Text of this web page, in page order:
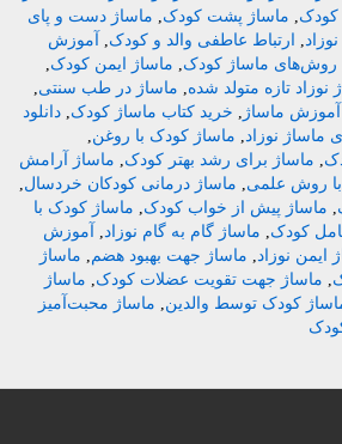
کودک, ماساژ پشت کودک, ماساژ دست و پای
, ارتباط عاطفی والد و کودک,
آموزش
روش‌های ماساژ کودک, ماساژ ایمن کودک,
نوزاد تازه متولد شده, ماساژ در طب سنتی,
ماساژ , خرید کتاب ماساژ کودک, دانلود
ماساژ نوزاد, ماساژ کودک با روغن,
, ماساژ برای رشد بهتر کودک, ماساژ آرامش
روش علمی, ماساژ درمانی کودکان خردسال,
, ماساژ پیش از خواب کودک, ماساژ کودک با
کودک, ماساژ گام به گام نوزاد,
آموزش
ایمن نوزاد, ماساژ جهت بهبود هضم, ماساژ
, ماساژ جهت تقویت عضلات کودک, ماساژ
کودک توسط والدین, ماساژ محبت‌آمیز